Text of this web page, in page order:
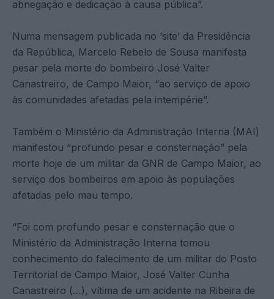
abnegação e dedicação à causa pública”.
Numa mensagem publicada no ‘site’ da Presidência
da República, Marcelo Rebelo de Sousa manifesta
pesar pela morte do bombeiro José Valter
Canastreiro, de Campo Maior, “ao serviço de apoio
às comunidades afetadas pela intempérie”.
Também o Ministério da Administração Interna (MAI)
manifestou “profundo pesar e consternação” pela
morte hoje de um militar da GNR de Campo Maior, ao
serviço dos bombeiros em apoio às populações
afetadas pelo mau tempo.
“Foi com profundo pesar e consternação que o
Ministério da Administração Interna tomou
conhecimento do falecimento de um militar do Posto
Territorial de Campo Maior, José Valter Cunha
Canastreiro (…), vítima de um acidente na Ribeira de